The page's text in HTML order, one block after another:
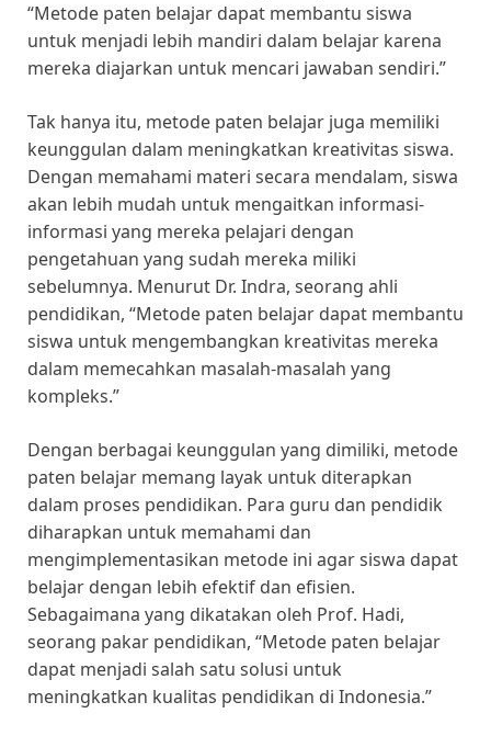
“Metode paten belajar dapat membantu siswa
untuk menjadi lebih mandiri dalam belajar karena
mereka diajarkan untuk mencari jawaban sendiri.”
Tak hanya itu, metode paten belajar juga memiliki
keunggulan dalam meningkatkan kreativitas siswa.
Dengan memahami materi secara mendalam, siswa
akan lebih mudah untuk mengaitkan informasi-
informasi yang mereka pelajari dengan
pengetahuan yang sudah mereka miliki
sebelumnya. Menurut Dr. Indra, seorang ahli
pendidikan, “Metode paten belajar dapat membantu
siswa untuk mengembangkan kreativitas mereka
dalam memecahkan masalah-masalah yang
kompleks.”
Dengan berbagai keunggulan yang dimiliki, metode
paten belajar memang layak untuk diterapkan
dalam proses pendidikan. Para guru dan pendidik
diharapkan untuk memahami dan
mengimplementasikan metode ini agar siswa dapat
belajar dengan lebih efektif dan efisien.
Sebagaimana yang dikatakan oleh Prof. Hadi,
seorang pakar pendidikan, “Metode paten belajar
dapat menjadi salah satu solusi untuk
meningkatkan kualitas pendidikan di Indonesia.”